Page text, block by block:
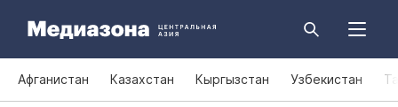
Афганистан Казахстан Кыргызстан Узбекистан